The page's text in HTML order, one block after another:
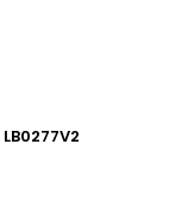
LB0277V2